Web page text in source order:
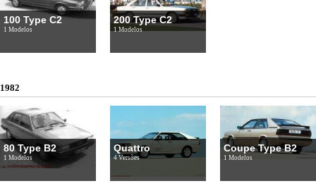
100 Type C2
1 Modelos
200 Type C2
1 Modelos
1982
80 Type B2
1 Modelos
Quattro
4 Versões
Coupe Type B2
1 Modelos